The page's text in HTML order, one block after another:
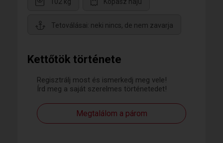
Kettőtök története
Regisztrálj most és ismerkedj meg vele!
Írd meg a saját szerelmes történetedet!
Megtalálom a párom
Tetoválásai: neki nincs, de nem zavarja